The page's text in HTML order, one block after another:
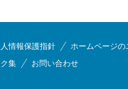
情報保護指針 ホームページ
集 お問い合わせ